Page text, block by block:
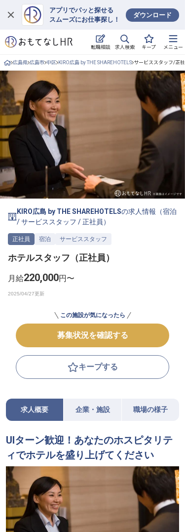
アプリでパッと探せる
スムーズにお仕事探し！
ダウンロード
転職相談 求人検索 キープ メニュー
ログイン
求人・施設を探す
キープした求人
就職・転職 合同説明会
おもてなしHRについて
ご利用の流れ
よくある質問
ホテル・宿泊業界情報コラム
無料 転職サポートに申し込む
採用をお考えの企業様へ
広島県 広島市 中区 KIRO広島 by THE SHAREHOTELS サービススタッフ/正社
KIRO広島 by THE SHAREHOTELSの求人情報（宿泊
/サービススタッフ /正社員 ）
正社員 宿泊 サービススタッフ
ホテルスタッフ（正社員）
月給220,000円〜
この施設が気になったら
募集状況を確認する
キープする
求人概要 企業・施設 職場の様子
UIターン歓迎！あなたのホスピタリテ
ィでホテルを盛り上げてください